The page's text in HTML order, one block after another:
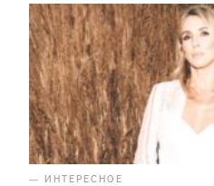
— ИНТЕРЕСНОЕ